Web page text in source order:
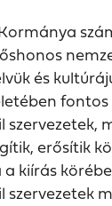
és
szervezetek,
erősítik
a kiírás
szervezetek